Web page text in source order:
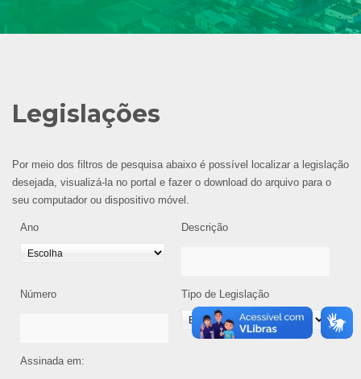
Legislações
Por meio dos filtros de pesquisa abaixo é possível localizar a legislação
desejada, visualizá-la no portal e fazer o download do arquivo para o
seu computador ou dispositivo móvel.
Ano Descrição
Número Tipo de Legislação
Assinada em: